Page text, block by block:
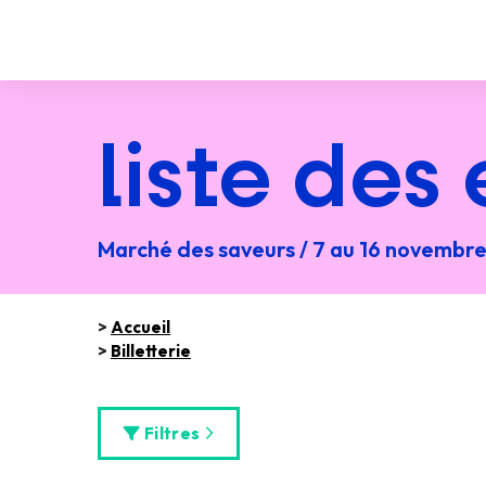
liste des
Marché des saveurs / 7 au 16 novembre
> Accueil
> Billetterie
Filtres